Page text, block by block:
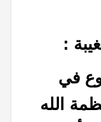
:
في
الله